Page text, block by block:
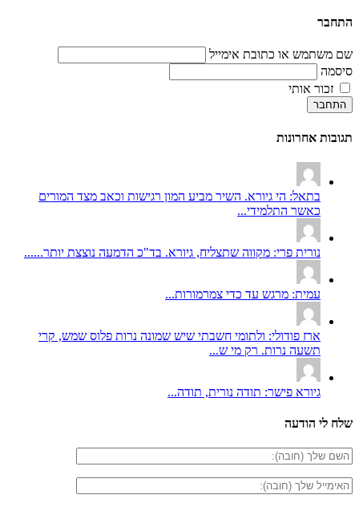
התחבר
שם משתמש או כתובת אימייל
סיסמה
זכור אותי
התחבר
תגובות אחרונות
בתאל: הי גיורא. השיר מביע המון רגישות וכאב מצד המורים
כאשר התלמידי...
נורית פרי: מקווה שתצליח, גיורא. בד"כ הדמעה נוצצת יותר......
עמית: מרגש עד כדי צמרמורות...
ארז פודולי: ולתומי חשבתי שיש שמונה נרות פלוס שמש, קרי
תשעה נרות. רק מי ש...
גיורא פישר: תודה נורית, תודה...
שלח לי הודעה